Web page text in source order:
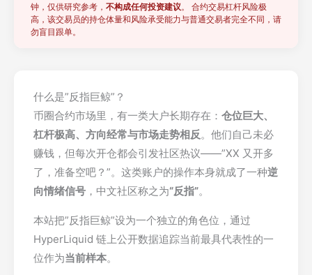
钟，仅供研究参考， 不构成任何投资建议。 合约交易杠杆风险极
高，该交易员的持仓体量和风险承受能力与普通交易者完全不同，请
勿盲目跟单。
什么是”反指巨鲸”？
币圈合约市场里，有一类大户长期存在： 仓位巨大、
杠杆极高、方向经常与市场走势相反。他们自己未必
赚钱，但每次开仓都会引发社区热议——”XX 又开多
了，准备空吧？”。这类账户的操作本身就成了一种逆
向情绪信号 ，中文社区称之为“反指”。
本站把”反指巨鲸”设为一个独立的角色位，通过
HyperLiquid 链上公开数据追踪当前最具代表性的一
位作为当前样本。